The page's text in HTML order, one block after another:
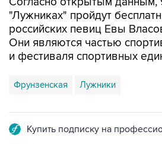
"Лужниках" пройдут
российских певиц Евы
Они являются частью
и фестиваля спортивных
Фрунзенская Лужники
Купить подписку на